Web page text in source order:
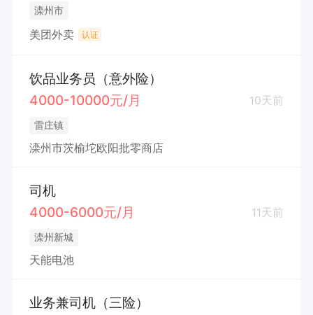
滦州市
美团外卖 认证
饮品业务员（意外险）
4000-10000元/月
10天前
雷庄镇
滦州市茨榆坨欧阳批零商店
司机
4000-6000元/月
11天前
滦州新城
天能电池
业务兼司机（三险）